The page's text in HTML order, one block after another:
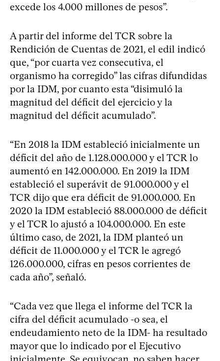
excede los 4.000 millones de pesos”.
A partir del informe del TCR sobre la
Rendición de Cuentas de 2021, el edil indicó
que, “por cuarta vez consecutiva, el
organismo ha corregido” las cifras difundidas
por la IDM, por cuanto esta “disimuló la
magnitud del déficit del ejercicio y la
magnitud del déficit acumulado”.
“En 2018 la IDM estableció inicialmente un
déficit del año de 1.128.000.000 y el TCR lo
aumentó en 142.000.000. En 2019 la IDM
estableció el superávit de 91.000.000 y el
TCR dijo que era déficit de 91.000.000. En
2020 la IDM estableció 88.000.000 de déficit
y el TCR lo ajustó a 104.000.000. En este
último caso, de 2021, la IDM planteó un
déficit de 11.000.000 y el TCR le agregó
126.000.000, cifras en pesos corrientes de
cada año”, señaló.
“Cada vez que llega el informe del TCR la
cifra del déficit acumulado -o sea, el
endeudamiento neto de la IDM- ha resultado
mayor que lo indicado por el Ejecutivo